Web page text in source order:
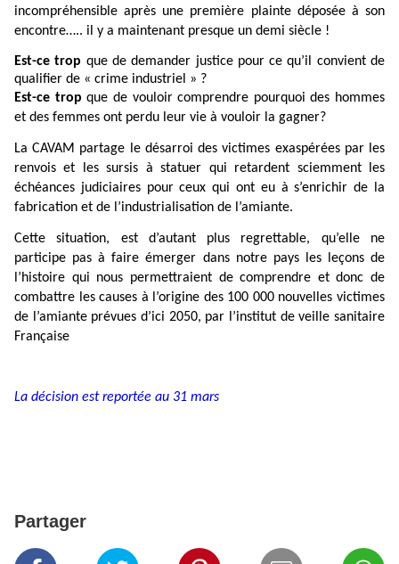
incompréhensible après une première plainte déposée à son
encontre….. il y a maintenant presque un demi siècle !
Est-ce trop que de demander justice pour ce qu’il convient de
qualifier de « crime industriel » ?
Est-ce trop que de vouloir comprendre pourquoi des hommes
et des femmes ont perdu leur vie à vouloir la gagner?
La CAVAM partage le désarroi des victimes exaspérées par les
renvois et les sursis à statuer qui retardent sciemment les
échéances judiciaires pour ceux qui ont eu à s’enrichir de la
fabrication et de l’industrialisation de l’amiante.
Cette situation, est d’autant plus regrettable, qu’elle ne
participe pas à faire émerger dans notre pays les leçons de
l’histoire qui nous permettraient de comprendre et donc de
combattre les causes à l’origine des 100 000 nouvelles victimes
de l’amiante prévues d’ici 2050, par l’institut de veille sanitaire
Française
La décision est reportée au 31 mars
Partager